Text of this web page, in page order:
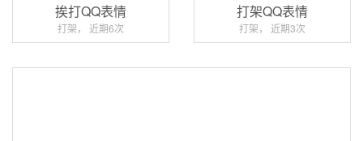
挨打QQ表情
打架， 近期6次
打架QQ表情
打架， 近期3次